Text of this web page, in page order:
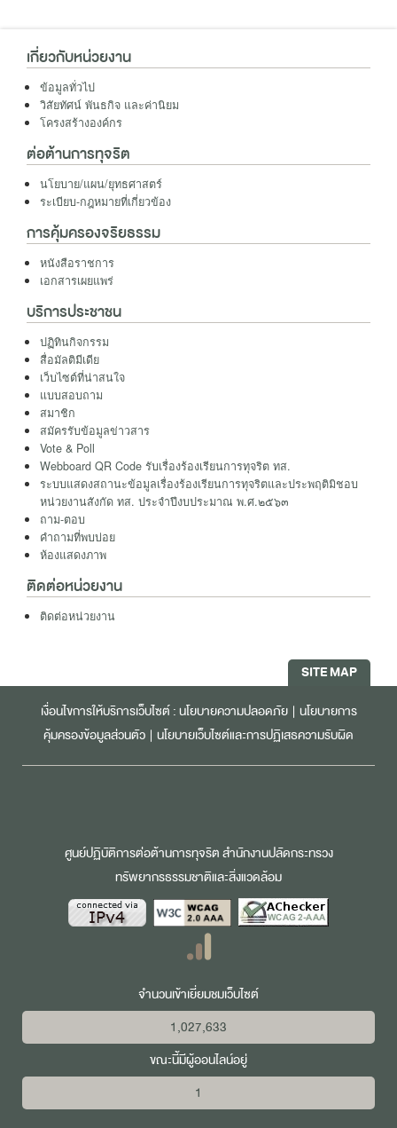
เกี่ยวกับหน่วยงาน
ข้อมูลทั่วไป
วิสัยทัศน์ พันธกิจ และค่านิยม
โครงสร้างองค์กร
ต่อต้านการทุจริต
นโยบาย/แผน/ยุทธศาสตร์
ระเบียบ-กฎหมายที่เกี่ยวข้อง
การคุ้มครองจริยธรรม
หนังสือราชการ
เอกสารเผยแพร่
บริการประชาชน
ปฏิทินกิจกรรม
สื่อมัลติมีเดีย
เว็บไซต์ที่น่าสนใจ
แบบสอบถาม
สมาชิก
สมัครรับข้อมูลข่าวสาร
Vote & Poll
Webboard QR Code รับเรื่องร้องเรียนการทุจริต ทส.
ระบบแสดงสถานะข้อมูลเรื่องร้องเรียนการทุจริตและประพฤติมิชอบ
หน่วยงานสังกัด ทส. ประจำปีงบประมาณ พ.ศ.๒๕๖๓
ถาม-ตอบ
คำถามที่พบบ่อย
ห้องแสดงภาพ
ติดต่อหน่วยงาน
ติดต่อหน่วยงาน
SITE MAP
เงื่อนไขการให้บริการเว็บไซต์ :นโยบายความปลอดภัย| นโยบายการ
คุ้มครองข้อมูลส่วนตัว | นโยบายเว็บไซต์และการปฏิเสธความรับผิด
ศูนย์ปฏิบัติการต่อต้านการทุจริต สำนักงานปลัดกระทรวง
ทรัพยากรธรรมชาติและสิ่งแวดล้อม
จำนวนเข้าเยี่ยมชมเว็บไซต์
1,027,633
ขณะนี้มีผู้ออนไลน์อยู่
1